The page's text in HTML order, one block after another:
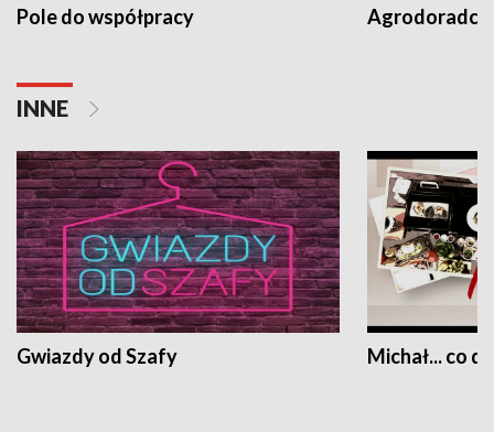
Pole do współpracy Agrodoradcy
INNE
Gwiazdy od Szafy Michał... co